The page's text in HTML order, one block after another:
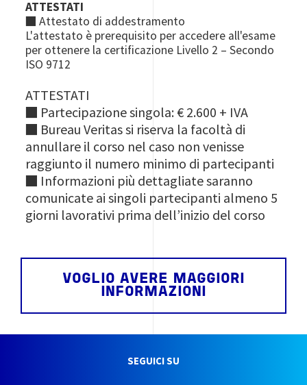
ATTESTATI
■ Attestato di addestramento
L'attestato è prerequisito per accedere all'esame
per ottenere la certificazione Livello 2 – Secondo
ISO 9712
ATTESTATI
■ Partecipazione singola: € 2.600 + IVA
■ Bureau Veritas si riserva la facoltà di
annullare il corso nel caso non venisse
raggiunto il numero minimo di partecipanti
■ Informazioni più dettagliate saranno
comunicate ai singoli partecipanti almeno 5
giorni lavorativi prima dell’inizio del corso
VOGLIO AVERE MAGGIORI
INFORMAZIONI
SEGUICI SU